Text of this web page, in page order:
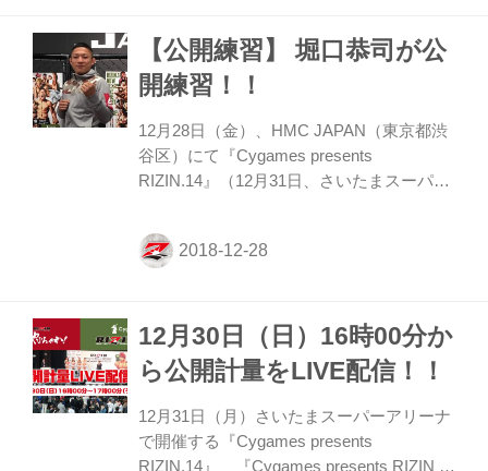
ーナのグッズ売場は入場無料！チケットも
必要なし！！ 『RIZIN』グッズ新作だけで
なく、フロイド・メイウェザーと那須川天
心コラボグッズも発売される。来場の記念
に是非ゲットしてほしい。 ≫大会当日にご
来場される皆様へ ≫アマチュア格闘...
【公開練習】 堀口恭司が公
開練習！！
12月28日（金）、HMC JAPAN（東京都渋
谷区）にて『Cygames presents
RIZIN.14』（12月31日、さいたまスーパー
が行われた。 1週間前に帰国し、調整を続
けている堀口はこの日、2分間のシャドー
チャンピオン、ダリオン・コールドウェル
と戦う堀口恭司は「強い日本人がいるんだ
ということを世界へ向けて発信していきた
い」と意気込みを話した。 以下、質疑応答
——オファーが来て、対戦相手を聞いての
感想をお願いします。 堀口 大きな団体の
12月30日（日）16時00分か
ら公開計量をLIVE配信！！
12月31日（月）さいたまスーパーアリーナ
で開催する『Cygames presents
RIZIN.14』、『Cygames presents RIZIN 平